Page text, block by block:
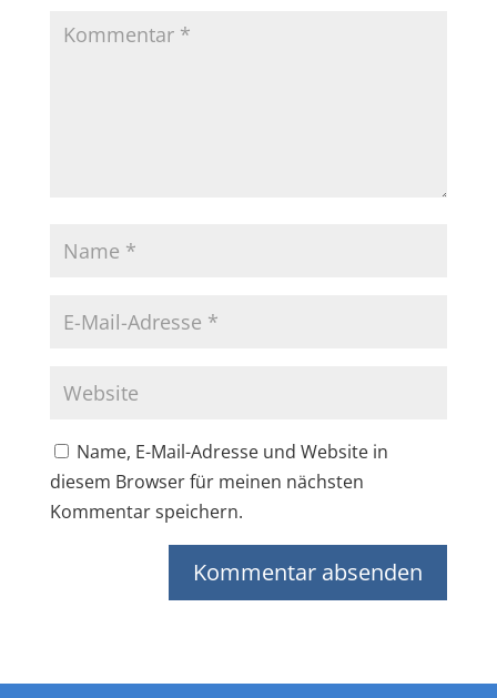
Name, E-Mail-Adresse und Website in
diesem Browser für meinen nächsten
Kommentar speichern.